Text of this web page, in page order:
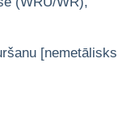
[nemetālisks